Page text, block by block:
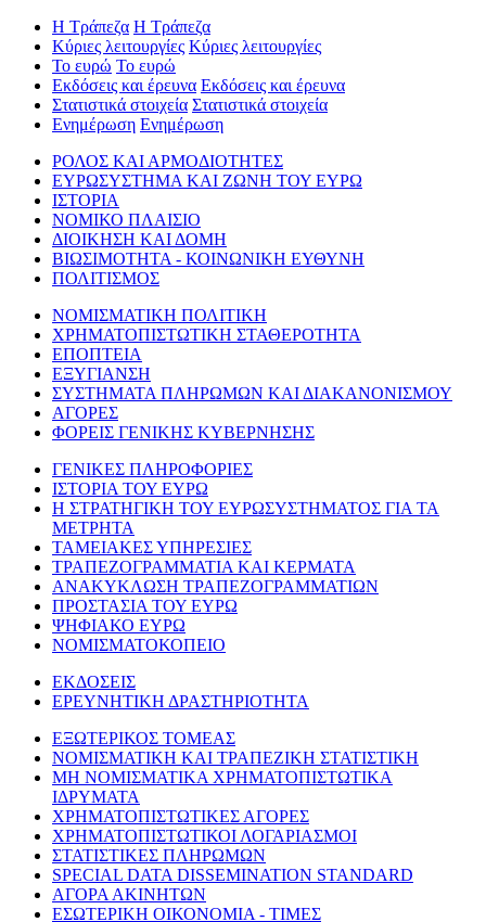
Η Τράπεζα Η Τράπεζα
Κύριες λειτουργίες Κύριες λειτουργίες
Το ευρώ Το ευρώ
Εκδόσεις και έρευνα Εκδόσεις και έρευνα
Στατιστικά στοιχεία Στατιστικά στοιχεία
Ενημέρωση Ενημέρωση
ΡΟΛΟΣ ΚΑΙ ΑΡΜΟΔΙΟΤΗΤΕΣ
ΕΥΡΩΣΥΣΤΗΜΑ ΚΑΙ ΖΩΝΗ ΤΟΥ ΕΥΡΩ
ΙΣΤΟΡΙΑ
ΝΟΜΙΚΟ ΠΛΑΙΣΙΟ
ΔΙΟΙΚΗΣΗ ΚΑΙ ΔΟΜΗ
ΒΙΩΣΙΜΟΤΗΤΑ - ΚΟΙΝΩΝΙΚΗ ΕΥΘΥΝΗ
ΠΟΛΙΤΙΣΜΟΣ
ΝΟΜΙΣΜΑΤΙΚΗ ΠΟΛΙΤΙΚΗ
ΧΡΗΜΑΤΟΠΙΣΤΩΤΙΚΗ ΣΤΑΘΕΡΟΤΗΤΑ
ΕΠΟΠΤΕΙΑ
ΕΞΥΓΙΑΝΣΗ
ΣΥΣΤΗΜΑΤΑ ΠΛΗΡΩΜΩΝ ΚΑΙ ΔΙΑΚΑΝΟΝΙΣΜΟΥ
ΑΓΟΡΕΣ
ΦΟΡΕΙΣ ΓΕΝΙΚΗΣ ΚΥΒΕΡΝΗΣΗΣ
ΓΕΝΙΚΕΣ ΠΛΗΡΟΦΟΡΙΕΣ
ΙΣΤΟΡΙΑ ΤΟΥ ΕΥΡΩ
Η ΣΤΡΑΤΗΓΙΚΗ ΤΟΥ ΕΥΡΩΣΥΣΤΗΜΑΤΟΣ ΓΙΑ ΤΑ
ΜΕΤΡΗΤΑ
ΤΑΜΕΙΑΚΕΣ ΥΠΗΡΕΣΙΕΣ
ΤΡΑΠΕΖΟΓΡΑΜΜΑΤΙΑ ΚΑΙ ΚΕΡΜΑΤΑ
ΑΝΑΚΥΚΛΩΣΗ ΤΡΑΠΕΖΟΓΡΑΜΜΑΤΙΩΝ
ΠΡΟΣΤΑΣΙΑ ΤΟΥ ΕΥΡΩ
ΨΗΦΙΑΚΟ ΕΥΡΩ
ΝΟΜΙΣΜΑΤΟΚΟΠΕΙΟ
ΕΚΔΟΣΕΙΣ
ΕΡΕΥΝΗΤΙΚΗ ΔΡΑΣΤΗΡΙΟΤΗΤΑ
ΕΞΩΤΕΡΙΚΟΣ ΤΟΜΕΑΣ
ΝΟΜΙΣΜΑΤΙΚΗ ΚΑΙ ΤΡΑΠΕΖΙΚΗ ΣΤΑΤΙΣΤΙΚΗ
ΜΗ ΝΟΜΙΣΜΑΤΙΚΑ ΧΡΗΜΑΤΟΠΙΣΤΩΤΙΚΑ
ΙΔΡΥΜΑΤΑ
ΧΡΗΜΑΤΟΠΙΣΤΩΤΙΚΕΣ ΑΓΟΡΕΣ
ΧΡΗΜΑΤΟΠΙΣΤΩΤΙΚΟΙ ΛΟΓΑΡΙΑΣΜΟΙ
ΣΤΑΤΙΣΤΙΚΕΣ ΠΛΗΡΩΜΩΝ
SPECIAL DATA DISSEMINATION STANDARD
ΑΓΟΡΑ ΑΚΙΝΗΤΩΝ
ΕΣΩΤΕΡΙΚΗ ΟΙΚΟΝΟΜΙΑ - ΤΙΜΕΣ